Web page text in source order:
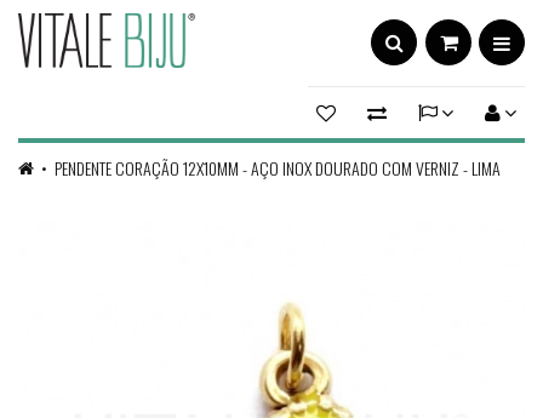
PENDENTE CORAÇÃO 12X10MM - AÇO INOX DOURADO COM VERNIZ - LIMA